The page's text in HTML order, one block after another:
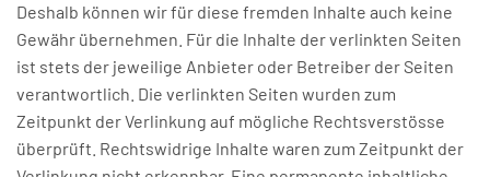
Deshalb können wir für diese fremden Inhalte auch keine
Gewähr übernehmen. Für die Inhalte der verlinkten Seiten
ist stets der jeweilige Anbieter oder Betreiber der Seiten
verantwortlich. Die verlinkten Seiten wurden zum
Zeitpunkt der Verlinkung auf mögliche Rechtsverstösse
überprüft. Rechtswidrige Inhalte waren zum Zeitpunkt der